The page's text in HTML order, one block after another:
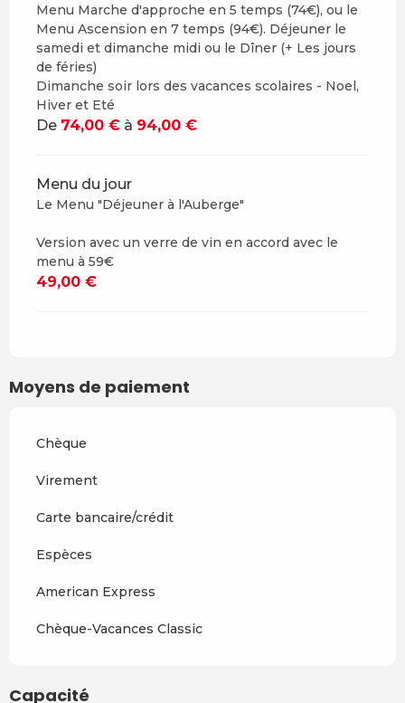
Menu Marche d'approche en 5 temps (74€), ou le
Menu Ascension en 7 temps (94€). Déjeuner le
samedi et dimanche midi ou le Dîner (+ Les jours
de féries)
Dimanche soir lors des vacances scolaires - Noel,
Hiver et Eté
De 74,00 € à 94,00 €
Menu du jour
Le Menu "Déjeuner à l'Auberge"
Version avec un verre de vin en accord avec le
menu à 59€
49,00 €
Moyens de paiement
Chèque
Virement
Carte bancaire/crédit
Espèces
American Express
Chèque-Vacances Classic
Capacité